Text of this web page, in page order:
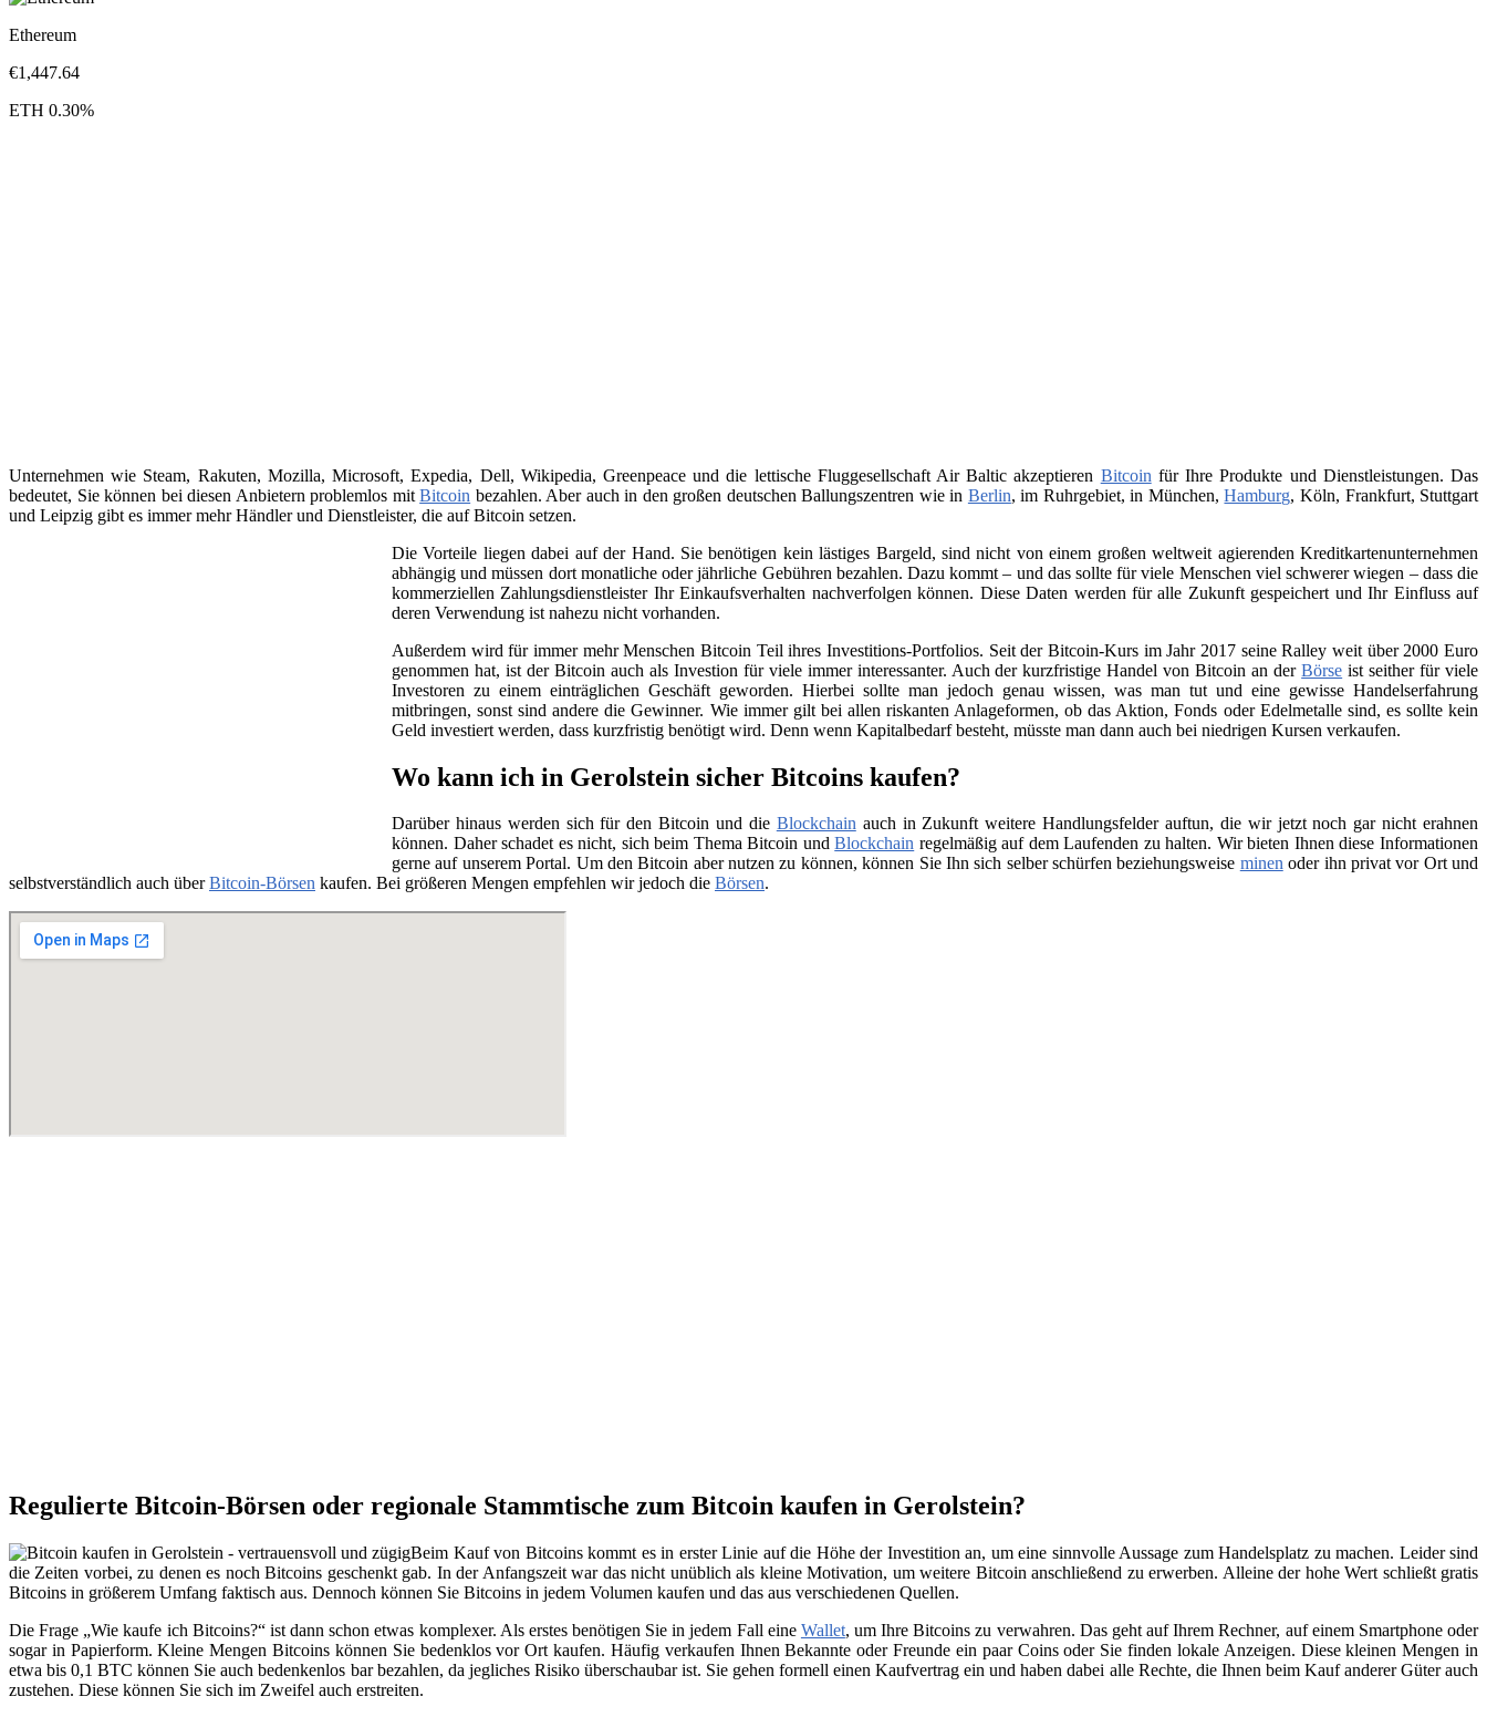
Ethereum
€1,447.64
ETH 0.30%
Unternehmen wie Steam, Rakuten, Mozilla, Microsoft, Expedia, Dell, Wikipedia, Greenpeace und die lettische Fluggesellschaft Air Baltic akzeptieren Bitcoin für Ihre Produkte und Dienstleistungen. Das
bedeutet, Sie können bei diesen Anbietern problemlos mitBitcoin bezahlen. Aber auch in den großen deutschen Ballungszentren wie in Berlin, im Ruhrgebiet, in München,Hamburg, Köln, Frankfurt, Stuttgart
und Leipzig gibt es immer mehr Händler und Dienstleister, die auf Bitcoin setzen.
Die Vorteile liegen dabei auf der Hand. Sie benötigen kein lästiges Bargeld, sind nicht von einem großen weltweit agierenden Kreditkartenunternehmen
abhängig und müssen dort monatliche oder jährliche Gebühren bezahlen. Dazu kommt – und das sollte für viele Menschen viel schwerer wiegen – dass die
kommerziellen Zahlungsdienstleister Ihr Einkaufsverhalten nachverfolgen können. Diese Daten werden für alle Zukunft gespeichert und Ihr Einfluss auf
deren Verwendung ist nahezu nicht vorhanden.
Außerdem wird für immer mehr Menschen Bitcoin Teil ihres Investitions-Portfolios. Seit der Bitcoin-Kurs im Jahr 2017 seine Ralley weit über 2000 Euro
genommen hat, ist der Bitcoin auch als Investion für viele immer interessanter. Auch der kurzfristige Handel von Bitcoin an derBörse ist seither für viele
Investoren zu einem einträglichen Geschäft geworden. Hierbei sollte man jedoch genau wissen, was man tut und eine gewisse Handelserfahrung
mitbringen, sonst sind andere die Gewinner. Wie immer gilt bei allen riskanten Anlageformen, ob das Aktion, Fonds oder Edelmetalle sind, es sollte kein
Geld investiert werden, dass kurzfristig benötigt wird. Denn wenn Kapitalbedarf besteht, müsste man dann auch bei niedrigen Kursen verkaufen.
Wo kann ich in Gerolstein sicher Bitcoins kaufen?
Darüber hinaus werden sich für den Bitcoin und die Blockchainauch in Zukunft weitere Handlungsfelder auftun, die wir jetzt noch gar nicht erahnen
können. Daher schadet es nicht, sich beim Thema Bitcoin undBlockchain regelmäßig auf dem Laufenden zu halten. Wir bieten Ihnen diese Informationen
gerne auf unserem Portal. Um den Bitcoin aber nutzen zu können, können Sie Ihn sich selber schürfen beziehungsweise minenoder ihn privat vor Ort und
selbstverständlich auch überBitcoin-Börsen kaufen. Bei größeren Mengen empfehlen wir jedoch die Börsen.
Regulierte Bitcoin-Börsen oder regionale Stammtische zum Bitcoin kaufen in Gerolstein?
Beim Kauf von Bitcoins kommt es in erster Linie auf die Höhe der Investition an, um eine sinnvolle Aussage zum Handelsplatz zu machen. Leider sind
die Zeiten vorbei, zu denen es noch Bitcoins geschenkt gab. In der Anfangszeit war das nicht unüblich als kleine Motivation, um weitere Bitcoin anschließend zu erwerben. Alleine der hohe Wert schließt gratis
Bitcoins in größerem Umfang faktisch aus. Dennoch können Sie Bitcoins in jedem Volumen kaufen und das aus verschiedenen Quellen.
Die Frage „Wie kaufe ich Bitcoins?“ ist dann schon etwas komplexer. Als erstes benötigen Sie in jedem Fall eine Wallet, um Ihre Bitcoins zu verwahren. Das geht auf Ihrem Rechner, auf einem Smartphone oder
sogar in Papierform. Kleine Mengen Bitcoins können Sie bedenklos vor Ort kaufen. Häufig verkaufen Ihnen Bekannte oder Freunde ein paar Coins oder Sie finden lokale Anzeigen. Diese kleinen Mengen in
etwa bis 0,1 BTC können Sie auch bedenkenlos bar bezahlen, da jegliches Risiko überschaubar ist. Sie gehen formell einen Kaufvertrag ein und haben dabei alle Rechte, die Ihnen beim Kauf anderer Güter auch
zustehen. Diese können Sie sich im Zweifel auch erstreiten.